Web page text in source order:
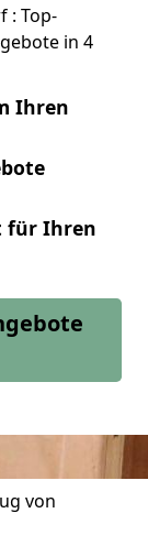
: Top-
in 4
Ihren
für Ihren
von